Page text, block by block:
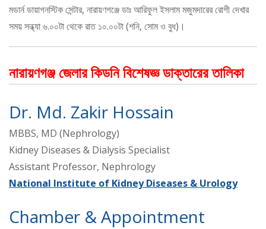
মডার্ন ডায়াগনস্টিক সেন্টার, নারায়ণগঞ্জে ডাঃ আরিফুল ইসলাম মজুমদারের রোগী দেখার
সময় সন্ধ্যা ৬.০০টা থেকে রাত ১০.০০টা (শনি, সোম ও বুধ)।
নারায়ণগঞ্জ জেলার কিডনি বিশেষজ্ঞ ডাক্তারের তালিকা
Dr. Md. Zakir Hossain
MBBS, MD (Nephrology)
Kidney Diseases & Dialysis Specialist
Assistant Professor, Nephrology
National Institute of Kidney Diseases & Urology
Chamber & Appointment